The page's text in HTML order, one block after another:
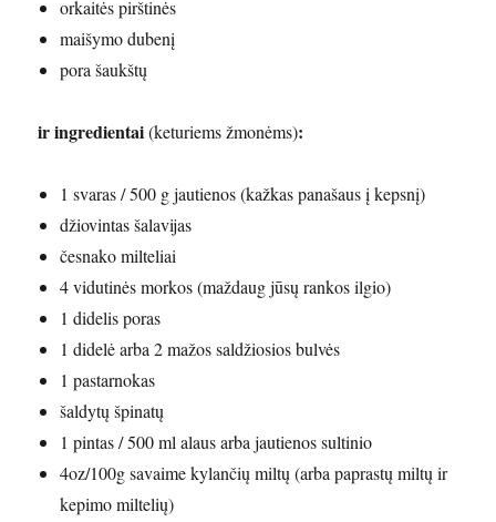
orkaitės pirštinės
maišymo dubenį
pora šaukštų
ir ingredientai(keturiems žmonėms):
1 svaras / 500 g jautienos (kažkas panašaus į kepsnį)
džiovintas šalavijas
česnako milteliai
4 vidutinės morkos (maždaug jūsų rankos ilgio)
1 didelis poras
1 didelė arba 2 mažos saldžiosios bulvės
1 pastarnokas
šaldytų špinatų
1 pintas / 500 ml alaus arba jautienos sultinio
4oz/100g savaime kylančių miltų (arba paprastų miltų ir
kepimo miltelių)